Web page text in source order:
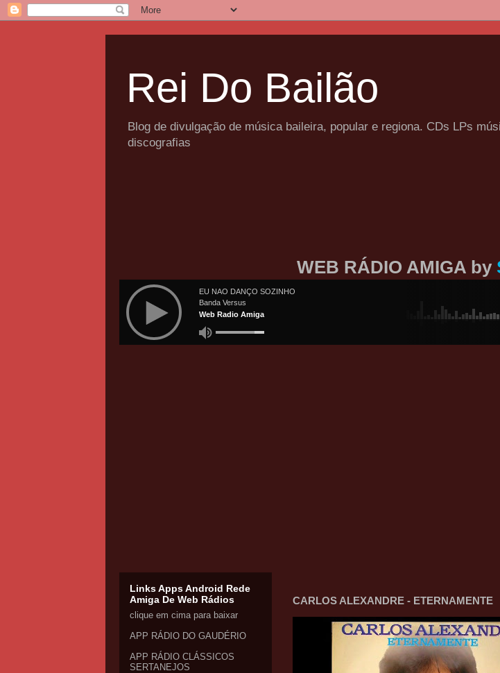
Rei Do Bailão
Blog de divulgação de música baileira, popular e regiona. CDs LPs
discografias
WEB RÁDIO AMIGA by
CARLOS ALEXANDRE - ETERNAMENTE
Links Apps Android Rede
Amiga De Web Rádios
clique em cima para baixar
APP RÁDIO DO GAUDÉRIO
APP RÁDIO CLÁSSICOS
SERTANEJOS